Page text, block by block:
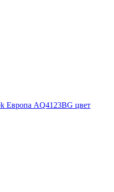
Европа AQ4123BG цвет